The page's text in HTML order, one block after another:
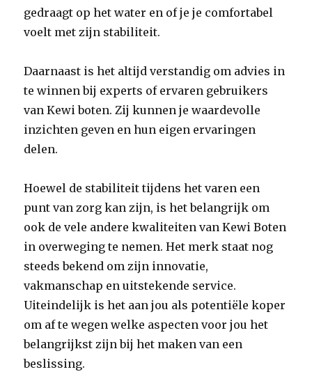
gedraagt op het water en of je je comfortabel
voelt met zijn stabiliteit.
Daarnaast is het altijd verstandig om advies in
te winnen bij experts of ervaren gebruikers
van Kewi boten. Zij kunnen je waardevolle
inzichten geven en hun eigen ervaringen
delen.
Hoewel de stabiliteit tijdens het varen een
punt van zorg kan zijn, is het belangrijk om
ook de vele andere kwaliteiten van Kewi Boten
in overweging te nemen. Het merk staat nog
steeds bekend om zijn innovatie,
vakmanschap en uitstekende service.
Uiteindelijk is het aan jou als potentiële koper
om af te wegen welke aspecten voor jou het
belangrijkst zijn bij het maken van een
beslissing.